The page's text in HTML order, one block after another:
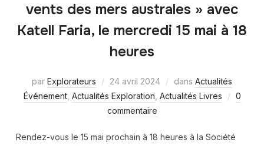
vents des mers australes » avec
Katell Faria, le mercredi 15 mai à 18
heures
par Explorateurs 24 avril 2024 dans Actualités
Événement, Actualités Exploration Actualités Livres
0
commentaire
Rendez-vous le 15 mai prochain à 18 heures à la Société